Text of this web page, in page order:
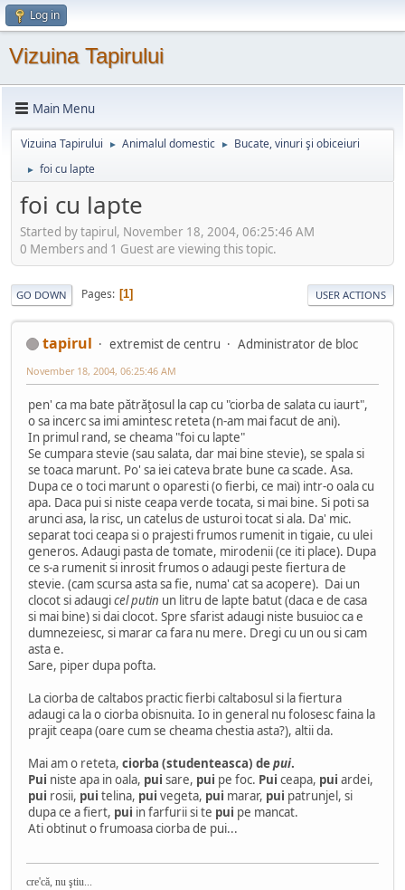
Log in
Vizuina Tapirului
Main Menu
Vizuina Tapirului ► Animalul domestic ► Bucate, vinuri şi obiceiuri
► foi cu lapte
foi cu lapte
Started by tapirul, November 18, 2004, 06:25:46 AM
0 Members and 1 Guest are viewing this topic.
GO DOWN Pages 1 USER ACTIONS
tapirul extremist de centru Administrator de bloc
November 18, 2004, 06:25:46 AM
pen' ca ma bate pătrăţosul la cap cu "ciorba de salata cu iaurt",
o sa incerc sa imi amintesc reteta (n-am mai facut de ani).
In primul rand, se cheama "foi cu lapte"
Se cumpara stevie (sau salata, dar mai bine stevie), se spala si
se toaca marunt. Po' sa iei cateva brate bune ca scade. Asa.
Dupa ce o toci marunt o oparesti (o fierbi, ce mai) intr-o oala cu
apa. Daca pui si niste ceapa verde tocata, si mai bine. Si poti sa
arunci asa, la risc, un catelus de usturoi tocat si ala. Da' mic.
separat toci ceapa si o prajesti frumos rumenit in tigaie, cu ulei
generos. Adaugi pasta de tomate, mirodenii (ce iti place). Dupa
ce s-a rumenit si inrosit frumos o adaugi peste fiertura de
stevie. (cam scursa asta sa fie, numa' cat sa acopere). Dai un
clocot si adaugicel putin un litru de lapte batut (daca e de casa
si mai bine) si dai clocot. Spre sfarist adaugi niste busuioc ca e
dumnezeiesc, si marar ca fara nu mere. Dregi cu un ou si cam
asta e.
Sare, piper dupa pofta.
La ciorba de caltabos practic fierbi caltabosul si la fiertura
adaugi ca la o ciorba obisnuita. Io in general nu folosesc faina la
prajit ceapa (oare cum se cheama chestia asta?), altii da.
Mai am o reteta, ciorba (studenteasca) depui.
Pui niste apa in oala, pui sare, pui pe foc. Pui ceapa, pui ardei,
pui rosii, pui telina, pui vegeta, pui marar, pui patrunjel, si
dupa ce a fiert, pui in farfurii si te pui pe mancat.
Ati obtinut o frumoasa ciorba de pui...
cre'că, nu ştiu...